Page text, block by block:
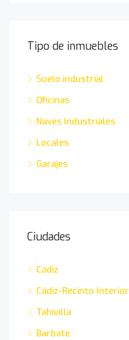
Tipo de inmuebles
Suelo industrial
Oficinas
Naves Industriales
Locales
Garajes
Ciudades
Cádiz
Cádiz-Recinto Interior
Tahivilla
Barbate